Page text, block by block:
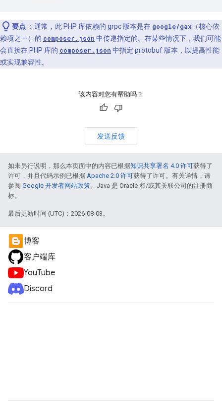
要点 ：通常，此 PHP 库依赖的 grpc 版本是在 google/gax （核心依
赖项之一）的 composer.json 中传递指定的。在某些情况下，我们可能
会直接在 PHP 库的 composer.json 中指定 protobuf 版本，以提高性能
或实现兼容性。
该内容对您有帮助吗？
发送反馈
如未另行说明，那么本页面中的内容已根据知识共享署名 4.0 许可获得了
许可，并且代码示例已根据 Apache 2.0 许可获得了许可。有关详情，请
参阅 Google 开发者网站政策。Java 是 Oracle 和/或其关联公司的注册商
标。
最后更新时间 (UTC)：2026-08-03。
博客
客户端库
YouTube
Discord